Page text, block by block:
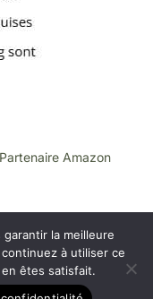
Amazon
la meilleure
à utiliser ce
êtes satisfait.